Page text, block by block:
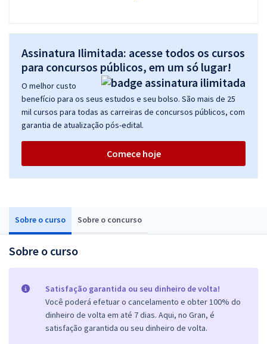
Sobre o curso Sobre o concurso
Sobre o curso
Satisfação garantida ou seu dinheiro de volta!
Você poderá efetuar o cancelamento e obter 100% do
dinheiro de volta em até 7 dias. Aqui, no Gran, é
satisfação garantida ou seu dinheiro de volta.
Assinatura Ilimitada: acesse todos os cursos
para concursos públicos, em um só lugar!
O melhor custo
benefício para os seus estudos e seu bolso. São mais de 25
mil cursos para todas as carreiras de concursos públicos, com
garantia de atualização pós-edital.
Comece hoje